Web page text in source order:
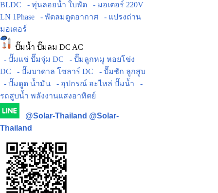
BLDC
- ทุ่นลอยน้ำ ใบพัด
- มอเตอร์ 220V
LN 1Phase
- พัดลมดูดอากาศ
- แปรงถ่าน
มอเตอร์
ปั๊มน้ำ ปั๊มลม DC AC
- ปั๊มแช่ ปั๊มจุ่ม DC
- ปั๊มลูกหมู หอยโข่ง
DC
- ปั๊มบาดาล โซลาร์ DC
- ปั๊มชัก ลูกสูบ
- ปั๊มดูด น้ำมัน
- อุปกรณ์ อะไหล่ ปั๊มน้ำ
-
รถสูบน้ำ พลังงานแสงอาทิตย์
@Solar-Thailand @Solar-
Thailand